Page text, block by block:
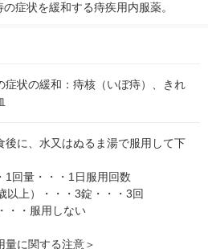
症状を緩和する痔疾用内服薬。
症状の緩和：痔核（いぼ痔）、きれ
後に、水又はぬるま湯で服用して下
1回量・・・1日服用回数
以上）・・・3錠・・・3回
・・服用しない
量に関する注意＞